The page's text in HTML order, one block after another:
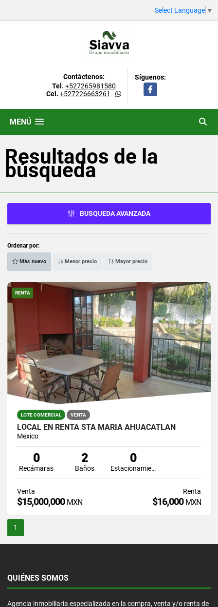
Select Language ▼
Contáctenos:
Tel. +527265981580
Cel. +527226663261 -
Síguenos:
Facebook
MENÚ
Resultados de la
búsqueda
BUSQUEDA AVANZADA
Ordenar por:
Más nuevo Menor precio Mayor precio
RENTA
LOTE COMERCIAL VENTA
LOCAL EN RENTA STA MARÍA AHUACATLAN
Mexico
0
Recámaras
2
Baños
0
Estacionamiento
Venta
$15,000,000 MXN
Renta
$16,000 MXN
1
QUIÉNES SOMOS
Agencia inmobiliaria especializada en la compra, venta y/o renta de